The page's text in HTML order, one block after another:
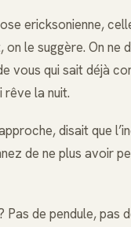
ericksonienne,
le suggère. On ne
vous qui sait déjà
rêve la nuit.
disait que
de ne plus avoir
de pendule, pas